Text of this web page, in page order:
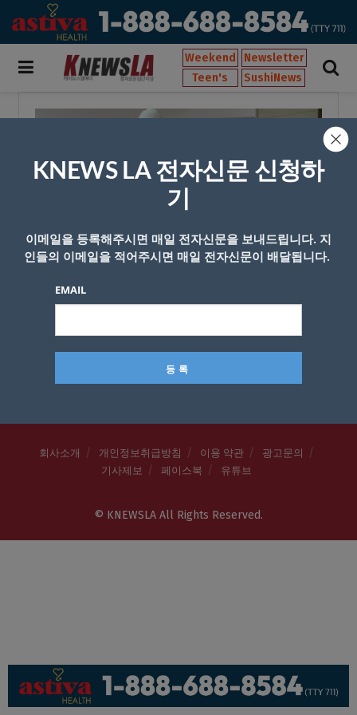
Weekend
Newsletter
Teen's
SushiNews
회사소개 개인정보취급방침 이용 약관
광고문의
기사제보
페이스북 유튜브
© KNEWSLA All Rights Reserved.
KNEWS LA 전자신문 신청하
기
이메일을 등록해주시면 매일 전자신문을 보내드립니다. 지
인들의 이메일을 적어주시면 매일 전자신문이 배달됩니다.
EMAIL